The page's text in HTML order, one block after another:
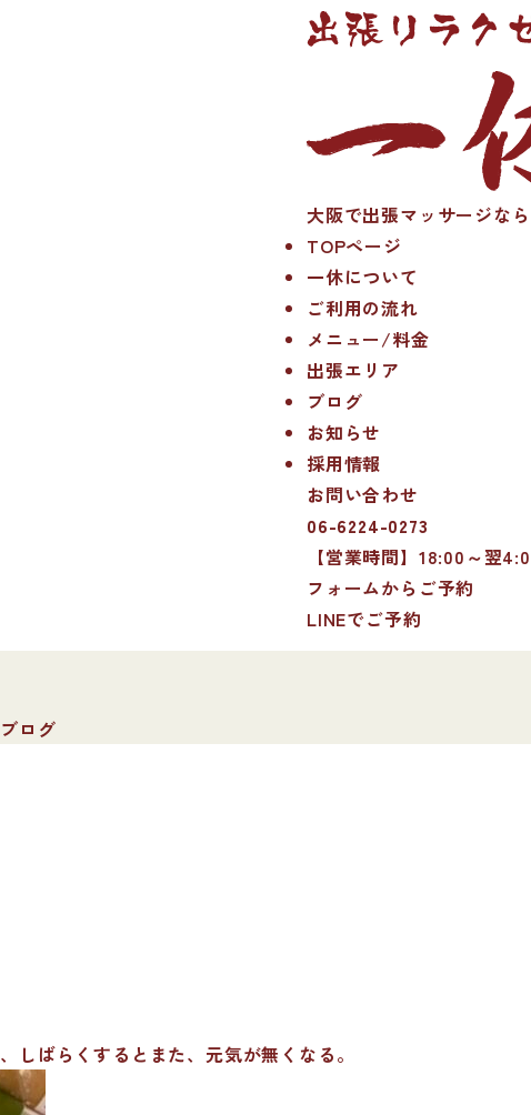
大阪で出張マッサージな
TOPページ
一休について
ご利用の流れ
メニュー/料金
出張エリア
ブログ
お知らせ
採用情報
お問い合わせ
06-6224-0273
【営業時間】18:00～翌
フォームからご予約
LINEでご予約
ログ
しばらくするとまた、元気が無くなる。